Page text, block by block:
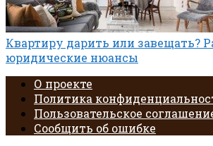
Квартиру дарить или завещать?
юридические нюансы
О проекте
Политика
Пользовательское
Сообщить об ошибке